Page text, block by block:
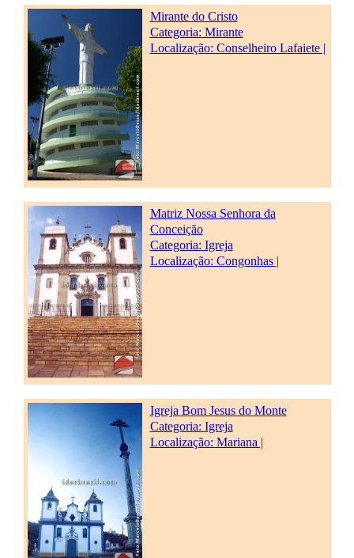
Mirante do Cristo
Categoria: Mirante
Localização: Conselheiro Lafaiete |
Matriz Nossa Senhora da
Conceição
Categoria: Igreja
Localização: Congonhas |
Igreja Bom Jesus do Monte
Categoria: Igreja
Localização: Mariana |